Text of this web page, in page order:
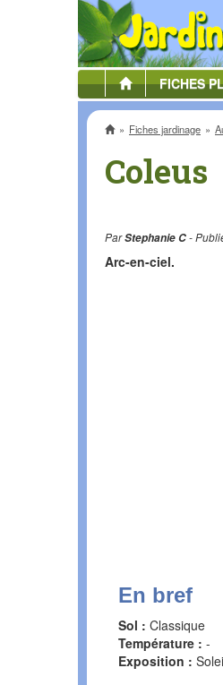
FICHES
AccueilFiches jardinage
Coleus
ParStephanie C-
Arc-en-ciel.
En bref
Sol : Classique
Température : -
Exposition :